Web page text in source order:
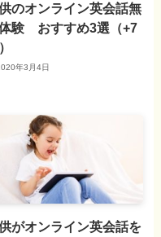
のオンライン英会話無
験 おすすめ3選（+7
年3月4日
がオンライン英会話を